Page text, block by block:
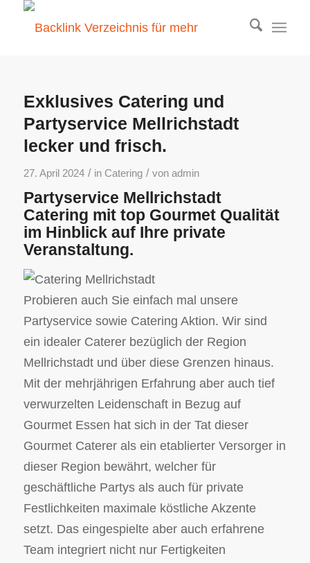
Exklusives Catering und
Partyservice Mellrichstadt
lecker und frisch.
27. April 2024 / in Catering / von admin
Partyservice Mellrichstadt
Catering mit top Gourmet Qualität
im Hinblick auf Ihre private
Veranstaltung.
Probieren auch Sie einfach mal unsere
Partyservice sowie Catering Aktion. Wir sind
ein idealer Caterer bezüglich der Region
Mellrichstadt und über diese Grenzen hinaus.
Mit der mehrjährigen Erfahrung aber auch tief
verwurzelten Leidenschaft in Bezug auf
Gourmet Essen hat sich in der Tat dieser
Gourmet Caterer als ein etablierter Versorger in
dieser Region bewährt, welcher für
geschäftliche Partys als auch für private
Festlichkeiten maximale köstliche Akzente
setzt. Das eingespielte aber auch erfahrene
Team integriert nicht nur Fertigkeiten